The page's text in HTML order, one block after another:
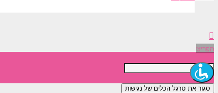
תפריט
סגור את סרגל הכלים של נגישות